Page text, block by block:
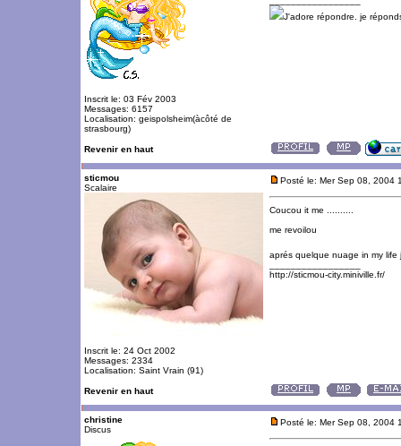
Inscrit le: 03 Fév 2003
Messages: 6157
Localisation: geispolsheim(àcôté de
strasbourg)
J'adore répondre. je
Revenir en haut
sticmou
Scalaire
Inscrit le: 24 Oct 2002
Messages: 2334
Localisation: Saint Vrain (91)
Posté le: Mer Sep 08, 2004
Coucou it me ..........
me revoilou
aprés quelque nuage in my
http://sticmou-city.miniville.fr/
Revenir en haut
christine
Discus
Posté le: Mer Sep 08, 2004